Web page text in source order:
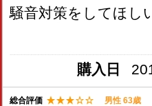
騒音対策をしてほし
購入日
総合評価 男性 63歳